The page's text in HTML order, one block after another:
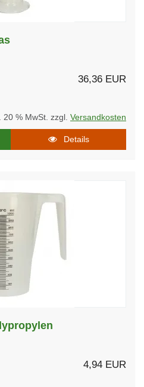
36,36 EUR
20 % MwSt. zzgl. Versandkosten
Details
4,94 EUR